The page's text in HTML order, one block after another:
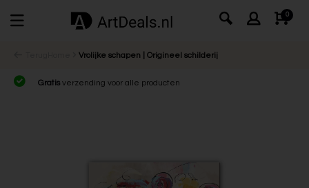
0
Vrolijke schapen | Origineel schilderij
Gratis verzending voor alle producten